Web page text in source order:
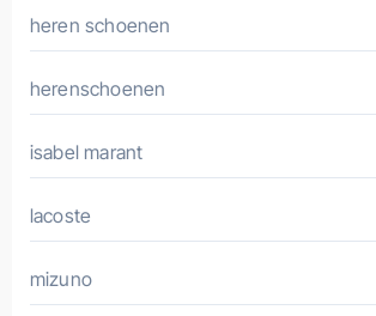
heren schoenen
herenschoenen
isabel marant
lacoste
mizuno